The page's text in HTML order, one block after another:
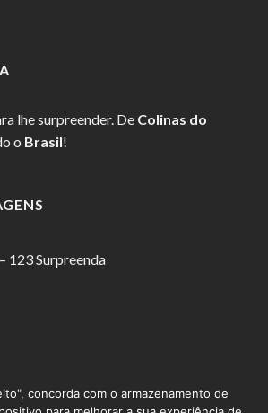
lhe surpreender. De Colinas do
o Brasil!
123 Surpreenda
concorda com o armazenamento de